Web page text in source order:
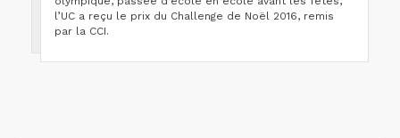
l’UC a reçu le prix du Challenge de Noël 2016, remis
par la CCI.